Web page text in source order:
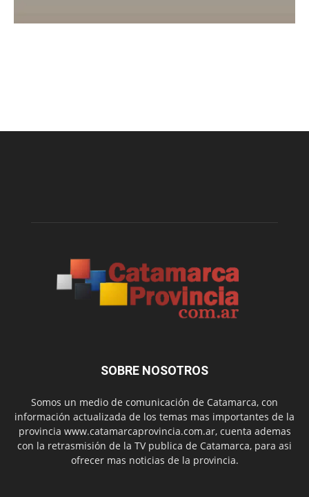
SOBRE NOSOTROS
Somos un medio de comunicación de Catamarca, con
información actualizada de los temas mas importantes de la
provincia www.catamarcaprovincia.com.ar, cuenta ademas
con la retrasmisión de la TV publica de Catamarca, para asi
ofrecer mas noticias de la provincia.